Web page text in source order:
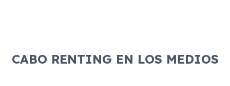
CABO RENTING EN LOS MEDIOS